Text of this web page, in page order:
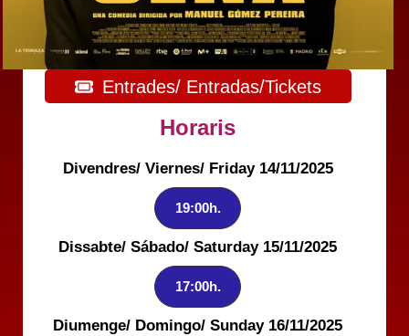
Entrades/ Entradas/Tickets
Horaris
Divendres/ Viernes/ Friday 14/11/2025
19:00h.
Dissabte/ Sábado/ Saturday 15/11/2025
17:00h.
Diumenge/ Domingo/ Sunday 16/11/2025